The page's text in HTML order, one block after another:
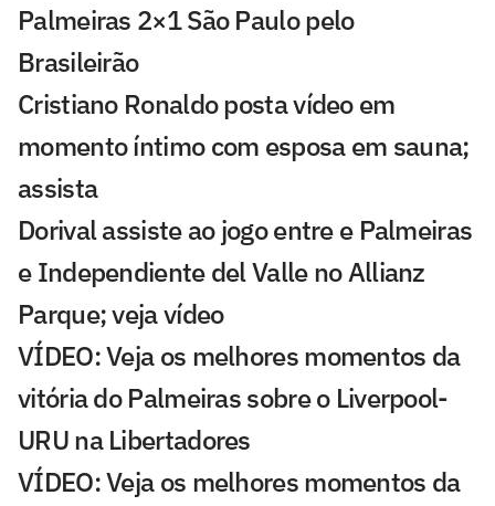
Palmeiras 2×1 São Paulo pelo
Brasileirão
Cristiano Ronaldo posta vídeo em
momento íntimo com esposa em sauna;
assista
Dorival assiste ao jogo entre e Palmeiras
e Independiente del Valle no Allianz
Parque; veja vídeo
VÍDEO: Veja os melhores momentos da
vitória do Palmeiras sobre o Liverpool-
URU na Libertadores
VÍDEO: Veja os melhores momentos da